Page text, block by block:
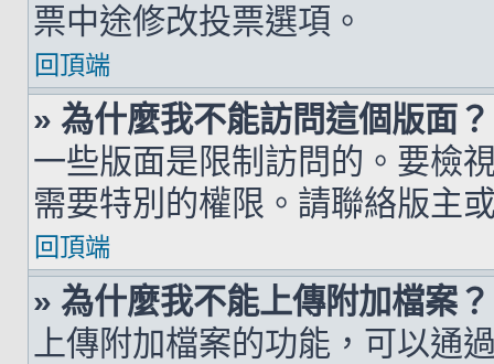
票中途修改投票選項。
回頂端
» 為什麼我不能訪問這個版面？
一些版面是限制訪問的。要檢
需要特別的權限。請聯絡版主
回頂端
» 為什麼我不能上傳附加檔案？
上傳附加檔案的功能，可以通